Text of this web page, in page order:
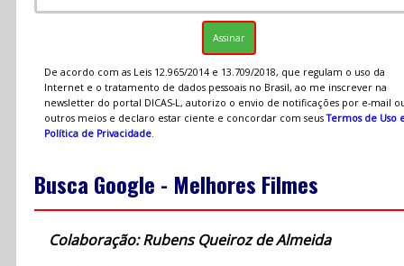
De acordo com as Leis 12.965/2014 e 13.709/2018, que regulam o uso da
Internet e o tratamento de dados pessoais no Brasil, ao me inscrever na
newsletter do portal DICAS-L, autorizo o envio de notificações por e-mail
outros meios e declaro estar ciente e concordar com seusTermos de Uso
Política de Privacidade.
Busca Google - Melhores Filmes
Colaboração: Rubens Queiroz de Almeida